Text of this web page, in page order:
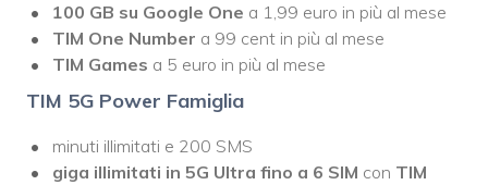
100 GB su Google One a 1,99 euro in più al mese
TIM One Number a 99 cent in più al mese
TIM Games a 5 euro in più al mese
TIM 5G Power Famiglia
minuti illimitati e 200 SMS
giga illimitati in 5G Ultra fino a 6 SIM con TIM